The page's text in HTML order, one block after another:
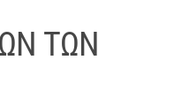
ΤΩΝ